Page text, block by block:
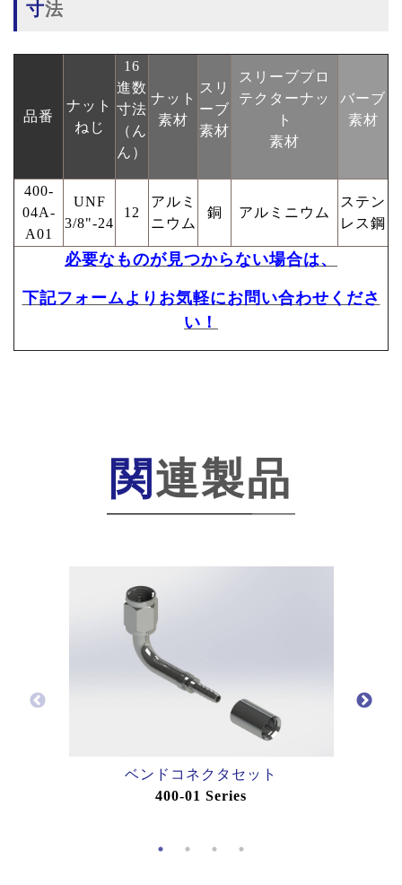
寸法
品番
ナット
ねじ
16
進数
寸法
（ん
ん）
ナット
素材
スリ
ーブ
素材
スリーブプロ
テクターナッ
ト
素材
バーブ
素材
400-
04A-
A01
UNF
3/8"-24
12
アルミ
ニウム
銅 アルミニウム
ステン
レス鋼
必要なものが見つからない場合は、
下記フォームよりお気軽にお問い合わせくださ
い！
関連製品
ベンドコネクタセット
400-01 Series